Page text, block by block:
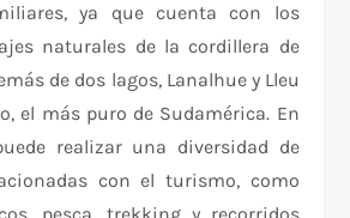
ya que cuenta con los
naturales de la cordillera de
de dos lagos, Lanalhue y Lleu
el más puro de Sudamérica. En
realizar una diversidad de
con el turismo, como